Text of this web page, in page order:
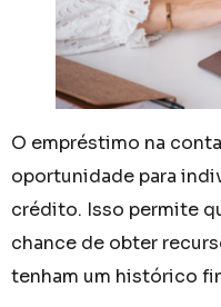
O empréstimo na
oportunidade para
crédito. Isso permite
chance de obter
tenham um histórico